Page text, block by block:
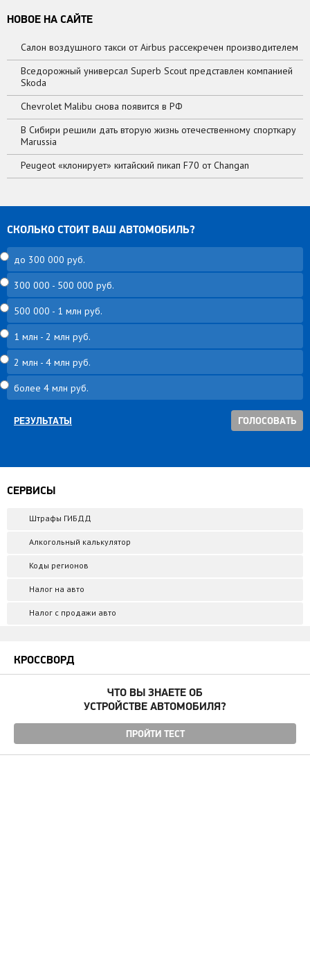
НОВОЕ НА САЙТЕ
Салон воздушного такси от Airbus рассекречен производителем
Вседорожный универсал Superb Scout представлен компанией
Skoda
Chevrolet Malibu снова появится в РФ
В Сибири решили дать вторую жизнь отечественному спорткару
Marussia
Peugeot «клонирует» китайский пикап F70 от Changan
СКОЛЬКО СТОИТ ВАШ АВТОМОБИЛЬ?
до 300 000 руб.
300 000 - 500 000 руб.
500 000 - 1 млн руб.
1 млн - 2 млн руб.
2 млн - 4 млн руб.
более 4 млн руб.
РЕЗУЛЬТАТЫ
СЕРВИСЫ
Штрафы ГИБДД
Алкогольный калькулятор
Коды регионов
Налог на авто
Налог с продажи авто
КРОССВОРД
ЧТО ВЫ ЗНАЕТЕ ОБ
УСТРОЙСТВЕ АВТОМОБИЛЯ?
ПРОЙТИ ТЕСТ